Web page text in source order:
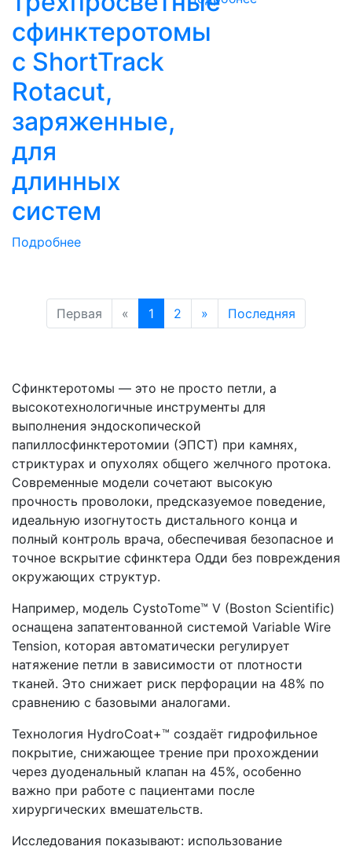
сфинктеротомы
с ShortTrack
Rotacut,
заряженные,
для
длинных
систем
Подробнее
Первая « 1 2 » Последняя
Сфинктеротомы — это не просто петли, а
высокотехнологичные инструменты для
выполнения эндоскопической
папиллосфинктеротомии (ЭПСТ) при камнях,
стриктурах и опухолях общего желчного протока.
Современные модели сочетают высокую
прочность проволоки, предсказуемое поведение,
идеальную изогнутость дистального конца и
полный контроль врача, обеспечивая безопасное и
точное вскрытие сфинктера Одди без повреждения
окружающих структур.
Например, модель CystoTome™ V (Boston Scientific)
оснащена запатентованной системой Variable Wire
Tension, которая автоматически регулирует
натяжение петли в зависимости от плотности
тканей. Это снижает риск перфорации на 48% по
сравнению с базовыми аналогами.
Технология HydroCoat+™ создаёт гидрофильное
покрытие, снижающее трение при прохождении
через дуоденальный клапан на 45%, особенно
важно при работе с пациентами после
хирургических вмешательств.
Исследования показывают: использование